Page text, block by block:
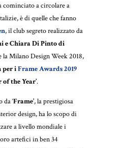
cominciato a circolare a
è di quelle che fanno
, il club segreto realizzato da
e Chiara Di Pinto di
la Milano Design Week 2018,
per iFrame Awards 2019
the Year’.
‘Frame’, la prestigiosa
design, ha lo scopo di
a livello mondiale i
artefici in ben 34